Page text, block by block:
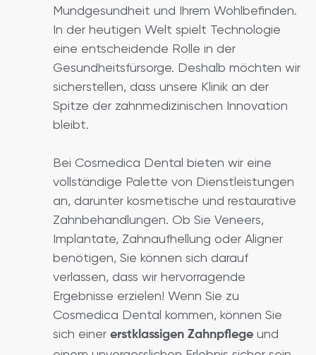
Mundgesundheit und Ihrem Wohlbefinden.
In der heutigen Welt spielt Technologie
eine entscheidende Rolle in der
Gesundheitsfürsorge. Deshalb möchten wir
sicherstellen, dass unsere Klinik an der
Spitze der zahnmedizinischen Innovation
bleibt.
Bei Cosmedica Dental bieten wir eine
vollständige Palette von Dienstleistungen
an, darunter kosmetische und restaurative
Zahnbehandlungen. Ob Sie Veneers,
Implantate, Zahnaufhellung oder Aligner
benötigen, Sie können sich darauf
verlassen, dass wir hervorragende
Ergebnisse erzielen! Wenn Sie zu
Cosmedica Dental kommen, können Sie
sich einer erstklassigen Zahnpflegeund